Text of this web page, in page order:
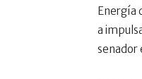
Energía
a
senador